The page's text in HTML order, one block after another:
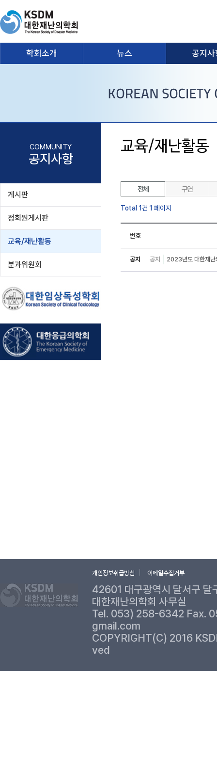
학회소개 뉴스 공지
COMMUNITY
공지사항
게시판
정회원게시판
교육/재난활동
분과위원회
교육/재난활동
전체 구연
Total 1건 1 페이지
번호
공지 공지 2023년도 대한재난
개인정보취급방침 이메일수집거부
42601 대구광역시 달서구 달
대한재난의학회 사무실
Tel. 053) 258-6342 Fax.
gmail.com
COPYRIGHT(C) 2016
ved